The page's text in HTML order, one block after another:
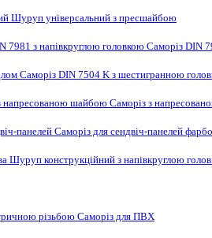
Шуруп універсальний з пресшайбою
7981 з напівкруглою головкою Саморіз DIN
Саморіз DIN 7504 K з шестигранною
напресованою шайбоюСаморіз з
панелей Саморіз для сендвіч-панелей
Шуруп конструкційний з напівкруглою
різьбою Саморіз для ПВХ